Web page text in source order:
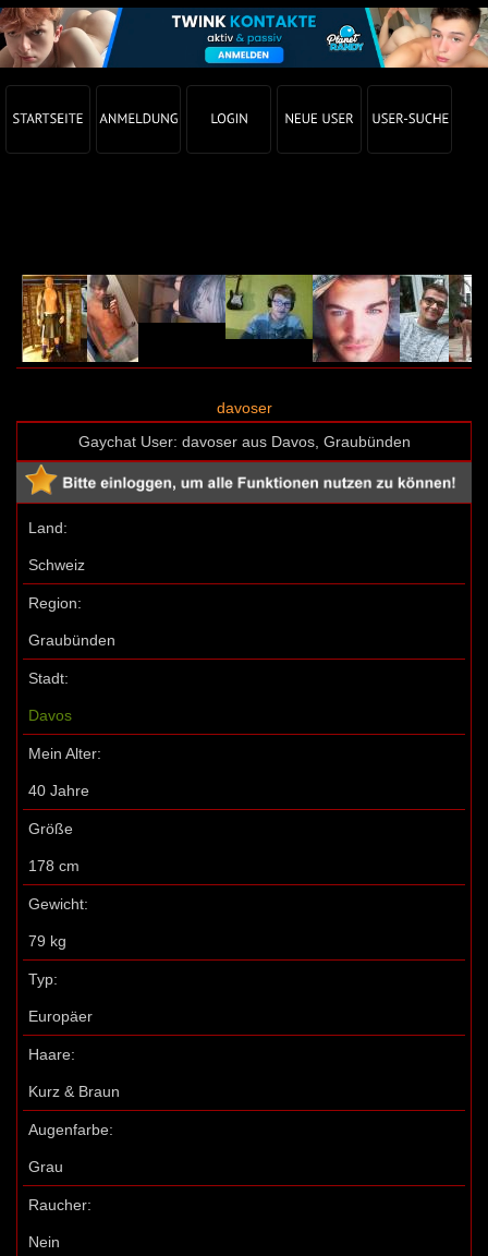
davoser
Gaychat User: davoser aus Davos, Graubünden
Land:
Schweiz
Region:
Graubünden
Stadt:
Davos
Mein Alter:
40 Jahre
Größe
178 cm
Gewicht:
79 kg
Typ:
Europäer
Haare:
Kurz & Braun
Augenfarbe:
Grau
Raucher:
Nein